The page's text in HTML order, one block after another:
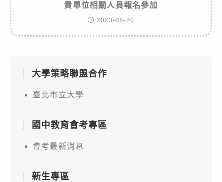
貴單位相關人員報名參加
2023-08-20
大學策略聯盟合作
臺北市立大學
國中教育會考專區
會考最新消息
新生專區